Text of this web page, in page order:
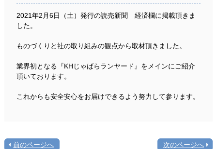
2021年2月6日（土）発行の読売新聞 経済欄に掲載頂きま
した。
ものづくりと社の取り組みの観点から取材頂きました。
業界初となる『KHじゃばらランヤード』をメインにご紹介
頂いております。
これからも安全安心をお届けできるよう努力して参ります。
前のページへ 次のページへ